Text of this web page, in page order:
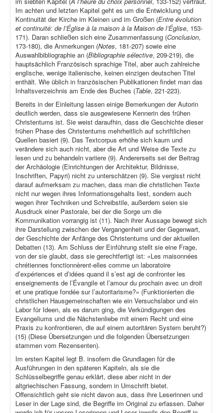
Im achten und letzten Kapitel geht es um die Entwicklung und
Kontinuität der Kirche im Kleinen und im Großen (Entre évolution
et continuité: de l’Église à la maison à la Maison de l’Église, 153-
171). Daran schließen sich eine Zusammenfassung (Conclusion,
173-180), die Anmerkungen (Notes, 181-207) sowie eine
Auswahlbibliographie an (Bibliographie sélective, 209-219), die
hauptsächlich Französisch sprachige Titel, aber auch zahlreiche
englische, wenige italienische, keinen einzigen deutschen Titel
enthält. Wie üblich in französischen Publikationen findet man das
Inhaltsverzeichnis am Ende des Buches (Table, 221-223).
Bereits in der Einleitung lassen einige Bemerkungen der Autorin
deutlich werden, dass sie ausgewiesene Kennerin des frühen
Christentums ist. Sie weist daraufhin, dass die Geschichte dieser
frühen Phase des Christentums mehrheitlich auf schriftlichen
Quellen basiert (9). Das Textcorpus erhöhe sich kaum und
verändere sich auch nicht, aber die Art und Weise die Texte zu
lesen und zu behandeln variiere (9). Andererseits sei der Beitrag
der Archäologie (Einrichtungen der Architektur, Bildnisse,
Inschriften, Papyri) nicht zu unterschätzen (9). Sie vergisst nicht
darauf aufmerksam zu machen, dass man die christlichen Texte
nicht nur wegen ihres Informationsgehalts liest, sondern auch
wegen ihrer Techniken und Schreibstile, außerdem seien sie
Ausdruck einer Pastorale, bei der die Sorge um die
Kommunikation vorrangig ist (11). Nach ihrer Aussage bewegt sich
ihre Darstellung zwischen der Vergangenheit und der Gegenwart,
der Geschichte der Anfänge des Christentums und der aktuellen
Debatten (13). Am Schluss der Einführung stellt sie eine Frage,
von der sie glaubt, dass sie gerechtfertigt ist: «Les maisonnées
chrétiennes fonctionnèrent-elles comme un laboratoire
d’expériences et d’idées quand il s’est agi de confronter les
enseignements de l’Évangile et l’amour du prochain avec un droit
et une pratique fondée sur l’autoritarisme?» (Funktionierten die
christlichen Hausgemeinschaften wie ein Versuchslabor und ein
Labor für Ideen, als es darum ging, die Verkündigungen des
Evangeliums und die Nächstenliebe mit einem Recht und eine
Praxis zu konfrontieren, die auf einem autoritären System beruht?)
(15) (Diese Übersetzungen und die folgenden Übersetzungen
stammen vom Rezensenten).
Im ersten Kapitel legt B. insofern die Grundlagen für die
Ausführungen in den späteren Kapiteln, als sie die
Schlüsselbegriffe genau erklärt, diese aber nicht in der
altgriechischen Fassung, sondern in Umschrift bietet.
Offensichtlich geht sie nicht davon aus, dass ihre Leserinnen und
Leser in der Lage sind, die Begriffe im Original zu erfassen. Daher